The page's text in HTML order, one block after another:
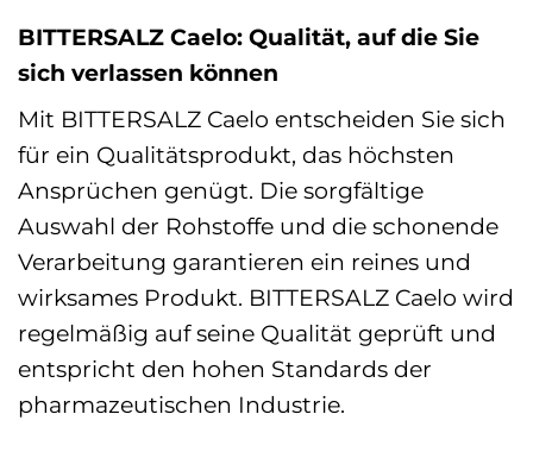
BITTERSALZ Caelo: Qualität, auf die Sie
sich verlassen können
Mit BITTERSALZ Caelo entscheiden Sie sich
für ein Qualitätsprodukt, das höchsten
Ansprüchen genügt. Die sorgfältige
Auswahl der Rohstoffe und die schonende
Verarbeitung garantieren ein reines und
wirksames Produkt. BITTERSALZ Caelo wird
regelmäßig auf seine Qualität geprüft und
entspricht den hohen Standards der
pharmazeutischen Industrie.